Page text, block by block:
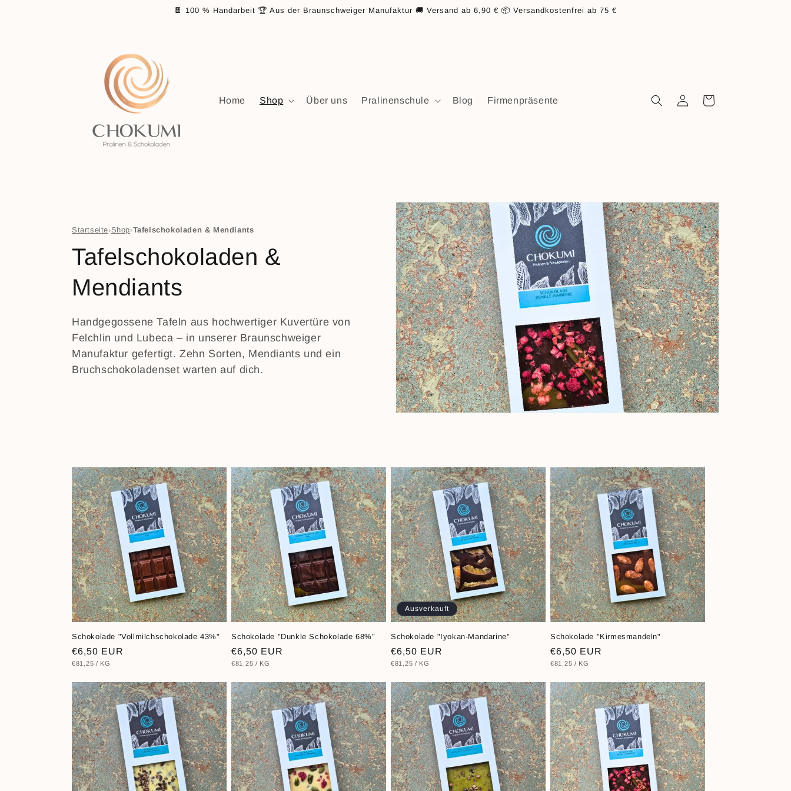
🍫 100 % Handarbeit 🏆 Aus der Braunschweiger Manufaktur 🚚 Versand ab 6,90 € 📦 Versandkostenfrei ab 75 €
Home Shop Über uns Pralinenschule Blog Firmenpräsente EinloggenWarenkorb
Startseite›Shop›Tafelschokoladen & Mendiants
K
a
t
e
g
i
e
:
Tafelschokoladen &
Mendiants
Handgegossene Tafeln aus hochwertiger Kuvertüre von
Felchlin und Lubeca – in unserer Braunschweiger
Manufaktur gefertigt. Zehn Sorten, Mendiants und ein
Bruchschokoladenset warten auf dich.
Schokolade "Vollmilchschokolade 43%"
Normaler
Preis
€6,50 EUR
STÜCKPREIS
€81,25 / PRO
KG
Schokolade "Dunkle Schokolade 68%"
Normaler
Preis
€6,50 EUR
STÜCKPREIS
€81,25 / PRO
KG
Ausverkauft
Schokolade "Iyokan-Mandarine"
Normaler
Preis
€6,50 EUR
STÜCKPREIS
€81,25 / PRO
KG
Schokolade "Kirmesmandeln"
Normaler
Preis
€6,50 EUR
STÜCKPREIS
€81,25 / PRO
KG